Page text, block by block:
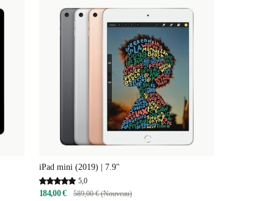
iPad mini (2019) | 7.9"
5,0
184,00 € 589,00 € (Nouveau)